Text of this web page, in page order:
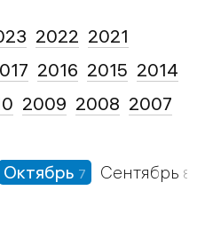
2022 2021
Октябрь 7 Сентябрь 8
2016 2015 2014
2009 2008 2007